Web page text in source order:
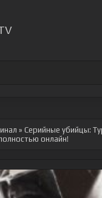
» Серийные убийцы:
онлайн!